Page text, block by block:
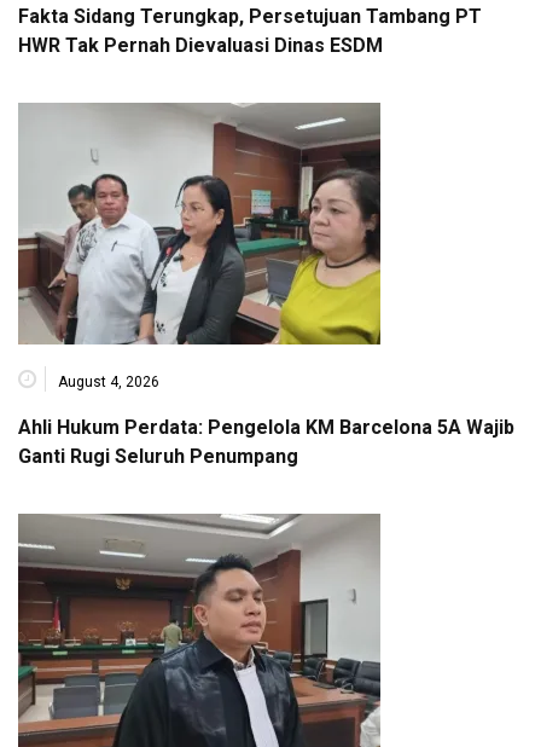
Fakta Sidang Terungkap, Persetujuan Tambang PT
HWR Tak Pernah Dievaluasi Dinas ESDM
August 4, 2026
Ahli Hukum Perdata: Pengelola KM Barcelona 5A Wajib
Ganti Rugi Seluruh Penumpang